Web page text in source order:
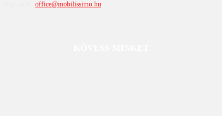
office@mobilissimo.hu